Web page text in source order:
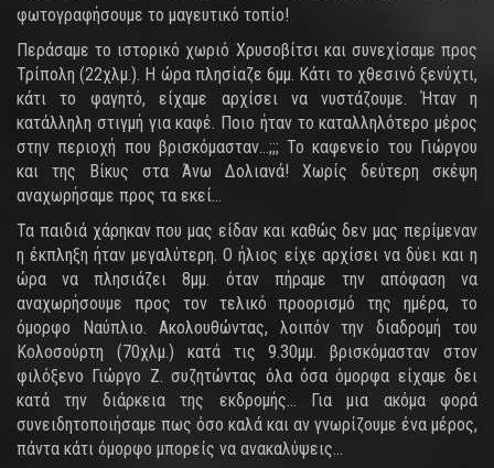
φωτογραφήσουμε το μαγευτικό τοπίο!
Περάσαμε το ιστορικό χωριό Χρυσοβίτσι και συνεχίσαμε προς
Τρίπολη (22χλμ.). Η ώρα πλησίαζε 6μμ. Κάτι το χθεσινό ξενύχτι,
κάτι το φαγητό, είχαμε αρχίσει να νυστάζουμε. Ήταν η
κατάλληλη στιγμή για καφέ. Ποιο ήταν το καταλληλότερο μέρος
στην περιοχή που βρισκόμασταν…;;; Το καφενείο του Γιώργου
και της Βίκυς στα Άνω Δολιανά! Χωρίς δεύτερη σκέψη
αναχωρήσαμε προς τα εκεί…
Τα παιδιά χάρηκαν που μας είδαν και καθώς δεν μας περίμεναν
η έκπληξη ήταν μεγαλύτερη. Ο ήλιος είχε αρχίσει να δύει και η
ώρα να πλησιάζει 8μμ. όταν πήραμε την απόφαση να
αναχωρήσουμε προς τον τελικό προορισμό της ημέρα, το
όμορφο Ναύπλιο. Ακολουθώντας, λοιπόν την διαδρομή του
Κολοσούρτη (70χλμ.) κατά τις 9.30μμ. βρισκόμασταν στον
φιλόξενο Γιώργο Ζ. συζητώντας όλα όσα όμορφα είχαμε δει
κατά την διάρκεια της εκδρομής… Για μια ακόμα φορά
συνειδητοποιήσαμε πως όσο καλά και αν γνωρίζουμε ένα μέρος,
πάντα κάτι όμορφο μπορείς να ανακαλύψεις…